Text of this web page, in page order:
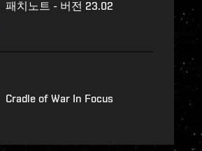
패치노트 - 버전 23.02
Cradle of War In Focus